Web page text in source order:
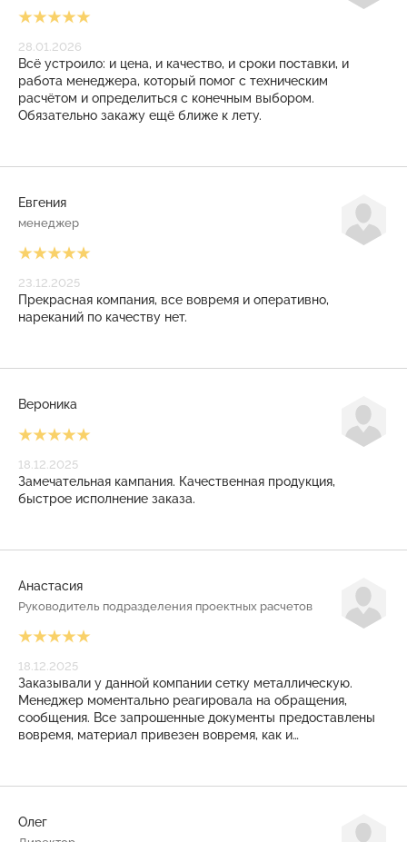
28.01.2026
Всё устроило: и цена, и качество, и сроки поставки, и
работа менеджера, который помог с техническим
расчётом и определиться с конечным выбором.
Обязательно закажу ещё ближе к лету.
Евгения
менеджер
23.12.2025
Прекрасная компания, все вовремя и оперативно,
нареканий по качеству нет.
Вероника
18.12.2025
Замечательная кампания. Качественная продукция,
быстрое исполнение заказа.
Анастасия
Руководитель подразделения проектных расчетов
18.12.2025
Заказывали у данной компании сетку металлическую.
Менеджер моментально реагировала на обращения,
сообщения. Все запрошенные документы предоставлены
вовремя, материал привезен вовремя, как и
также выставлены своевременно. Приятное, плодотворное
Олег